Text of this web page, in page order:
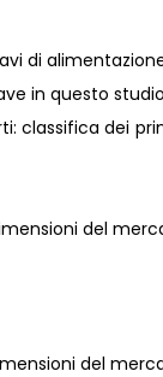
di
in questo studio
classifica dei
del
del